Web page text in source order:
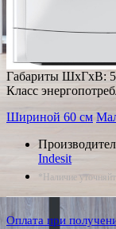
Габариты ШxГxВ:
Класс
Шириной 60 см
Indesit
*Наличие
Оплата при